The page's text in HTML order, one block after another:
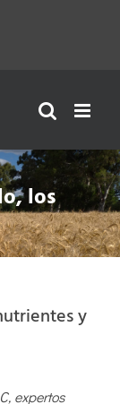
los
y
expertos